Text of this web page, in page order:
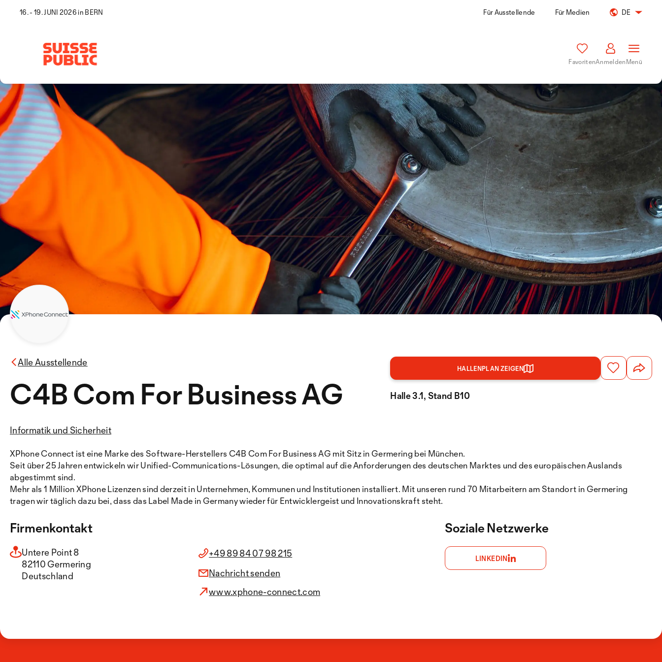
16. - 19. JUNI 2026 in BERN Für Ausstellende Für Medien DE
FavoritenAnmeldenMenü
Alle Ausstellende
C4B Com For Business AG
Informatik und Sicherheit
HALLENPLAN ZEIGEN
Halle 3.1, Stand B10
XPhone Connect ist eine Marke des Software-Herstellers C4B Com For Business AG mit Sitz in Germering bei München.
Seit über 25 Jahren entwickeln wir Unified-Communications-Lösungen, die optimal auf die Anforderungen des deutschen Marktes und des europäischen Auslands
abgestimmt sind.
Mehr als 1 Million XPhone Lizenzen sind derzeit in Unternehmen, Kommunen und Institutionen installiert. Mit unseren rund 70 Mitarbeitern am Standort in Germering
tragen wir täglich dazu bei, dass das Label Made in Germany wieder für Entwicklergeist und Innovationskraft steht.
Firmenkontakt
Untere Point 8
82110 Germering
Deutschland
+49 89 84 07 98 215
Nachricht senden
www.xphone-connect.com
Soziale Netzwerke
LINKEDIN